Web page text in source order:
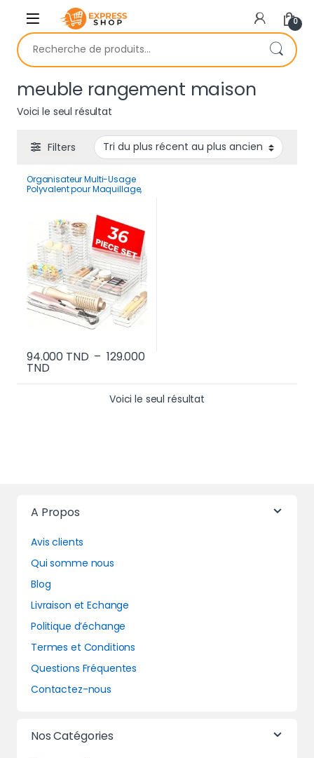
Skip to navigation
Skip to content
0
Recherche pour :
meuble rangement maison
Voici le seul résultat
Filters
Organisateur Multi-Usage
Polyvalent pour Maquillage,
94.000 TND – 129.000
TNDPlage de prix : 94.000 TND à 129.000 TND
Ce produit a plusieurs variations. Les options
Voici le seul résultat
A Propos
Avis clients
Qui somme nous
Blog
Livraison et Echange
Politique d’échange
Termes et Conditions
Questions Fréquentes
Contactez-nous
Nos Catégories